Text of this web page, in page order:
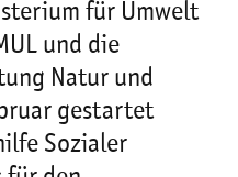
für Umwelt
und die
Natur und
gestartet
Sozialer